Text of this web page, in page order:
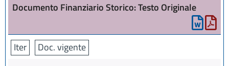
Documento Finanziario Storico: Testo Originale
Iter Doc. vigente